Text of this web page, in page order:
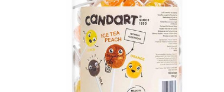
was:
€14,99.
is:
€10,49.